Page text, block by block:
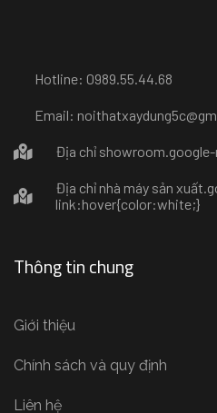
Hotline: 0989.55.44.68
Email:
Địa chỉ showroom
Địa chỉ nhà máy sản xuất
link:hover{color:white;}
Thông tin chung
Giới thiệu
Chính sách và quy định
Liên hệ